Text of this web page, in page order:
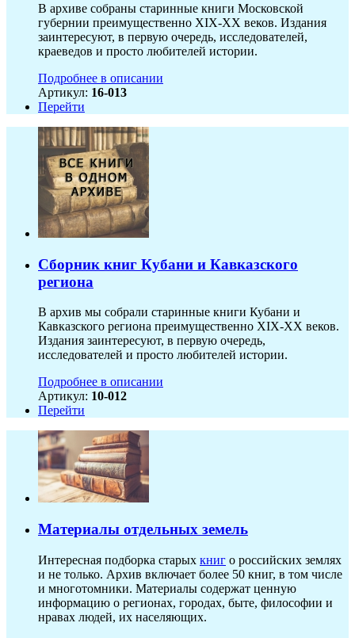
В архиве собраны старинные книги Московской
губернии преимущественно XIX-ХХ веков. Издания
заинтересуют, в первую очередь, исследователей,
краеведов и просто любителей истории.
Подробнее в описании
Артикул: 16-013
Перейти
Сборник книг Кубани и Кавказского
региона
В архив мы собрали старинные книги Кубани и
Кавказского региона преимущественно XIX-ХХ веков.
Издания заинтересуют, в первую очередь,
исследователей и просто любителей истории.
Подробнее в описании
Артикул: 10-012
Перейти
Материалы отдельных земель
Интересная подборка старых книг о российских землях
и не только. Архив включает более 50 книг, в том числе
и многотомники. Материалы содержат ценную
информацию о регионах, городах, быте, философии и
нравах людей, их населяющих.